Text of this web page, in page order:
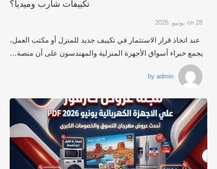
تكييفات شارب وميديا؟
on 28 يونيو، 2026
عند اتخاذ قرار الاستثمار في تكييف جديد للمنزل أو مكتب العمل،
يجمع خبراء أسواق الأجهزة المنزلية والمهندسون على أن منصة…
by admin